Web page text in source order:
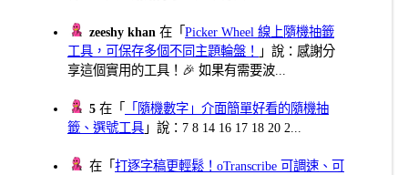
zeeshy khan 在「Picker Wheel 線上隨機抽籤
工具，可保存多個不同主題輪盤！
」說：感謝分
享這個實用的工具！🎉 如果有需要波...
5 在「
「隨機數字」介面簡單好看的隨機抽
籤、選號工具 」說：7 8 14 16 17 18 20 2...
在「打逐字稿更輕鬆！oTranscribe 可調速、可